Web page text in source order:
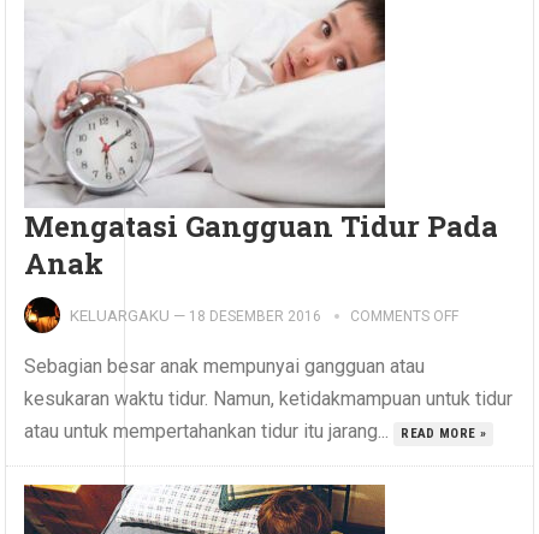
Mengatasi Gangguan Tidur Pada
Anak
KELUARGAKU — 18 DESEMBER 2016 COMMENTS OFF
Sebagian besar anak mempunyai gangguan atau
kesukaran waktu tidur. Namun, ketidakmampuan untuk tidur
atau untuk mempertahankan tidur itu jarang...
READ MORE »